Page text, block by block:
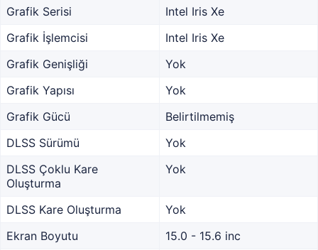
Grafik Serisi
Intel Iris Xe
Grafik İşlemcisi
Intel Iris Xe
Grafik Genişliği
Yok
Grafik Yapısı
Yok
Grafik Gücü
Belirtilmemiş
DLSS Sürümü
Yok
DLSS Çoklu Kare
Oluşturma
Yok
DLSS Kare Oluşturma
Yok
Ekran Boyutu
15.0 - 15.6 inc